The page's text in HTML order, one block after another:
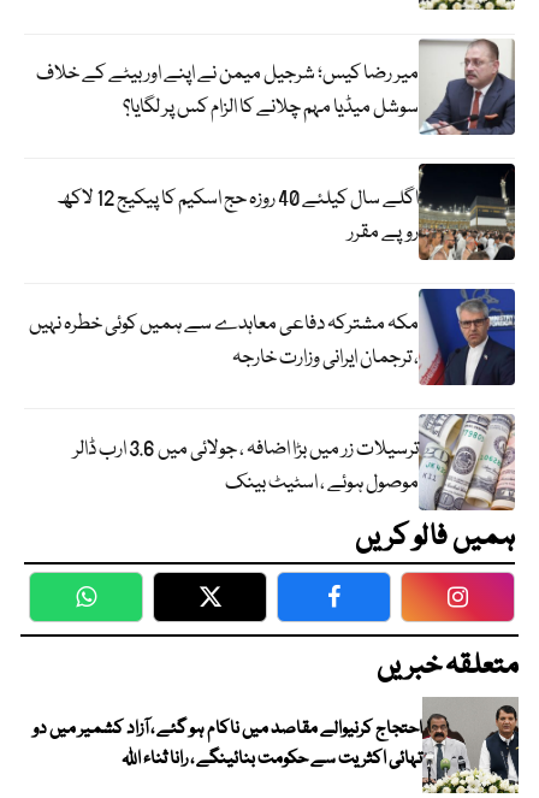
میر رضا کیس؛ شرجیل میمن نے اپنے اور بیٹے کے خلاف
سوشل میڈیا مہم چلانے کا الزام کس پر لگایا؟
اگلے سال کیلئے 40 روزہ حج اسکیم کا پیکیج 12 لاکھ
روپے مقرر
مکہ مشترکہ دفاعی معاہدے سے ہمیں کوئی خطرہ نہیں
، ترجمان ایرانی وزارت خارجہ
ترسیلات زر میں بڑا اضافہ ، جولائی میں 3.6 ارب ڈالر
موصول ہوئے ، اسٹیٹ بینک
ہمیں فالو کریں
WhatsApp Twitter Facebook
متعلقہ خبریں
احتجاج کرنیوالے مقاصد میں ناکام ہو گئے ، آزاد کشمیر میں دو
تہائی اکثریت سے حکومت بنائینگے ، رانا ثناء اللہ